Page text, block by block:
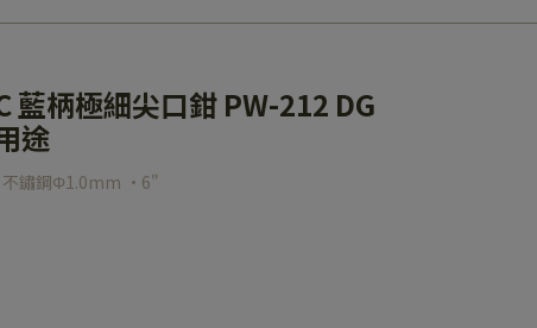
藍柄極細尖口鉗 PW-212 DG
途
鏽鋼Φ1.0mm ·6"